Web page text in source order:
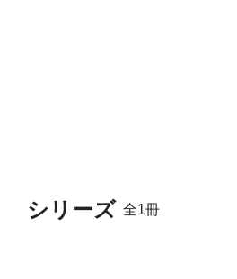
シリーズ 全1冊